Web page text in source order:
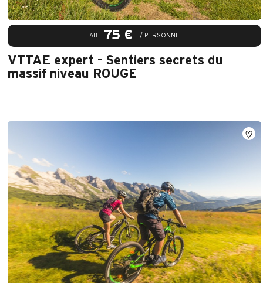
AB : 75 € / PERSONNE
VTTAE expert - Sentiers secrets du
massif niveau ROUGE